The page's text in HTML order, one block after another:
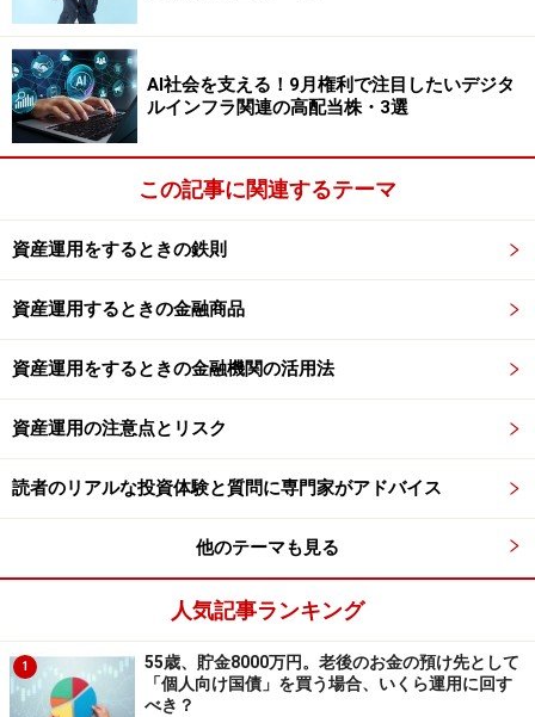
AI社会を支える！9月権利で注目したいデジタ
ルインフラ関連の高配当株・3選
この記事に関連するテーマ
資産運用をするときの鉄則
資産運用するときの金融商品
資産運用をするときの金融機関の活用法
資産運用の注意点とリスク
読者のリアルな投資体験と質問に専門家がアドバイス
他のテーマも見る
人気記事ランキング
1
55歳、貯金8000万円。老後のお金の預け先として
「個人向け国債」を買う場合、いくら運用に回す
べき？